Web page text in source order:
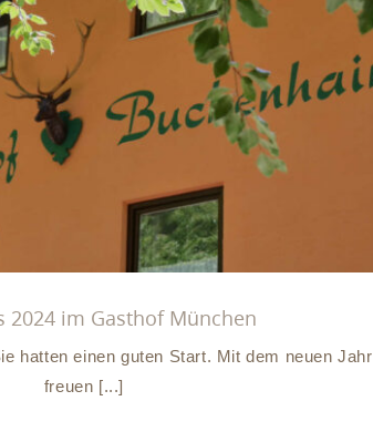
im Gasthof München
2024 im Gasthof München
hatten einen guten Start. Mit dem neuen Jahr
freuen [...]